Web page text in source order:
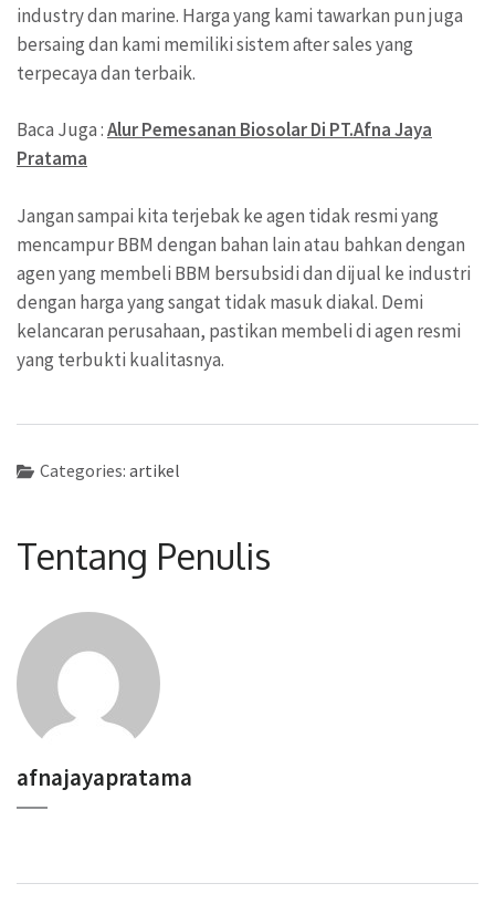
industry dan marine. Harga yang kami tawarkan pun juga
bersaing dan kami memiliki sistem after sales yang
terpecaya dan terbaik.
Baca Juga :Alur Pemesanan Biosolar Di PT.Afna Jaya
Pratama
Jangan sampai kita terjebak ke agen tidak resmi yang
mencampur BBM dengan bahan lain atau bahkan dengan
agen yang membeli BBM bersubsidi dan dijual ke industri
dengan harga yang sangat tidak masuk diakal. Demi
kelancaran perusahaan, pastikan membeli di agen resmi
yang terbukti kualitasnya.
Categories: artikel
Tentang Penulis
afnajayapratama